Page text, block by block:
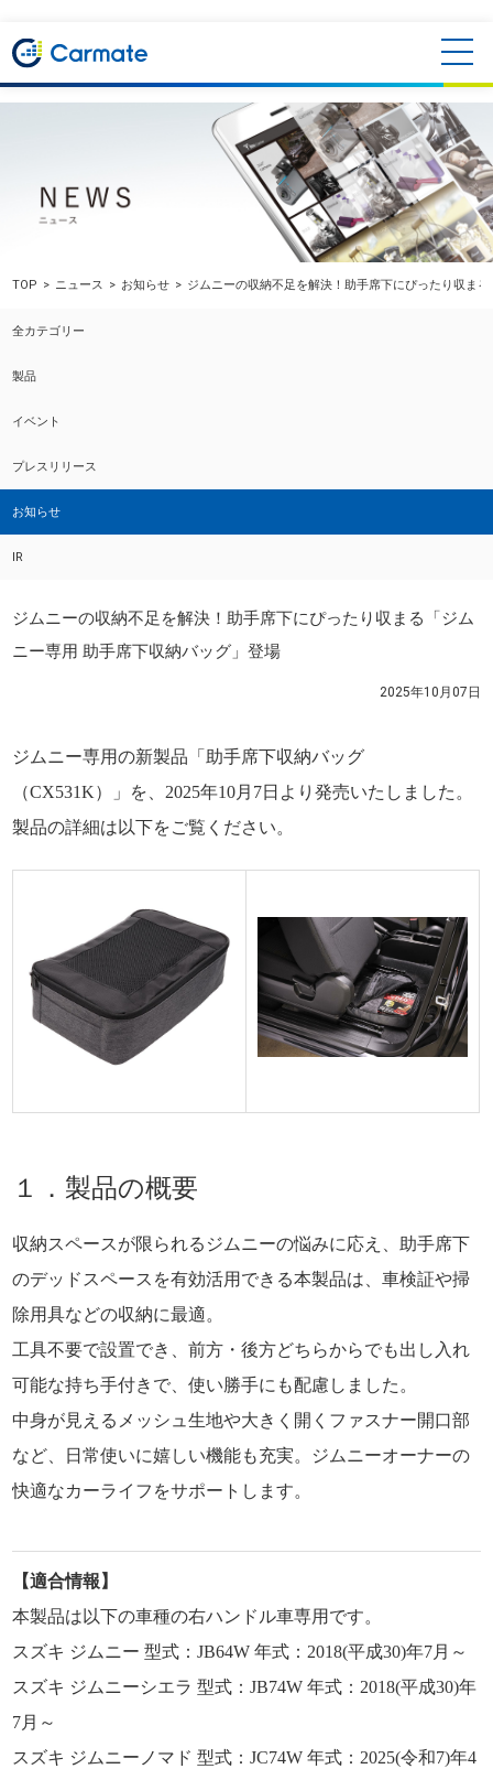
TOP ニュース お知らせ ジムニーの収納不足を解決！助手席下にぴったり収ま
全カテゴリー
製品
イベント
プレスリリース
お知らせ
IR
ジムニーの収納不足を解決！助手席下にぴったり収まる「ジム
ニー専用 助手席下収納バッグ」登場
2025年10月07日
ジムニー専用の新製品「助手席下収納バッグ
（CX531K）」を、2025年10月7日より発売いたしました。
製品の詳細は以下をご覧ください。
１．製品の概要
収納スペースが限られるジムニーの悩みに応え、助手席下
のデッドスペースを有効活用できる本製品は、車検証や掃
除用具などの収納に最適。
工具不要で設置でき、前方・後方どちらからでも出し入れ
可能な持ち手付きで、使い勝手にも配慮しました。
中身が見えるメッシュ生地や大きく開くファスナー開口部
など、日常使いに嬉しい機能も充実。ジムニーオーナーの
快適なカーライフをサポートします。
【適合情報】
本製品は以下の車種の右ハンドル車専用です。
スズキ ジムニー 型式：JB64W 年式：2018(平成30)年7月～
スズキ ジムニーシエラ 型式：JB74W 年式：2018(平成30)年
7月～
スズキ ジムニーノマド 型式：JC74W 年式：2025(令和7)年4